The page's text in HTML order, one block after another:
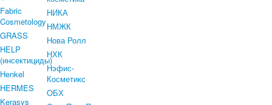
Fabric
Cosmetology
GRASS
HELP
(инсектициды)
Henkel
HERMES
Kerasys
НИКА
НМЖК
Нова Ролл
НХК
Нэфис-
Косметикс
ОБХ